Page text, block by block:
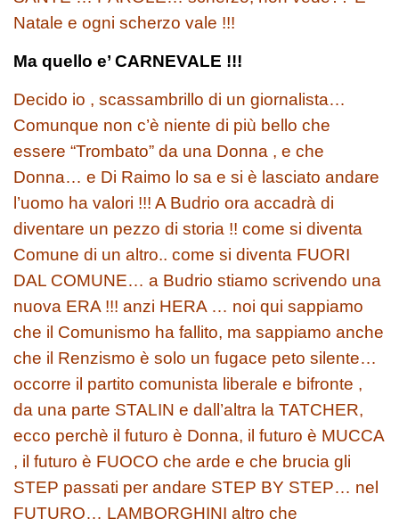
Natale e ogni scherzo vale !!!
Ma quello e’ CARNEVALE !!!
Decido io , scassambrillo di un giornalista…
Comunque non c’è niente di più bello che
essere “Trombato” da una Donna , e che
Donna… e Di Raimo lo sa e si è lasciato andare
l’uomo ha valori !!! A Budrio ora accadrà di
diventare un pezzo di storia !! come si diventa
Comune di un altro.. come si diventa FUORI
DAL COMUNE… a Budrio stiamo scrivendo una
nuova ERA !!! anzi HERA … noi qui sappiamo
che il Comunismo ha fallito, ma sappiamo anche
che il Renzismo è solo un fugace peto silente…
occorre il partito comunista liberale e bifronte ,
da una parte STALIN e dall’altra la TATCHER,
ecco perchè il futuro è Donna, il futuro è MUCCA
, il futuro è FUOCO che arde e che brucia gli
STEP passati per andare STEP BY STEP… nel
FUTURO… LAMBORGHINI altro che